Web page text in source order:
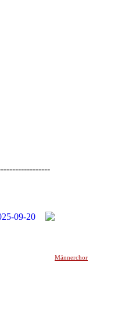
Männerchor